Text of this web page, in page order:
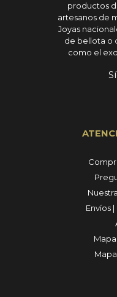
productos
artesanos de
Joyas
de bellota o
como el
Envíos